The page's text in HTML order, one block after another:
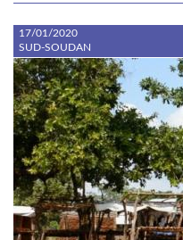
17/01/2020
SUD-SOUDAN